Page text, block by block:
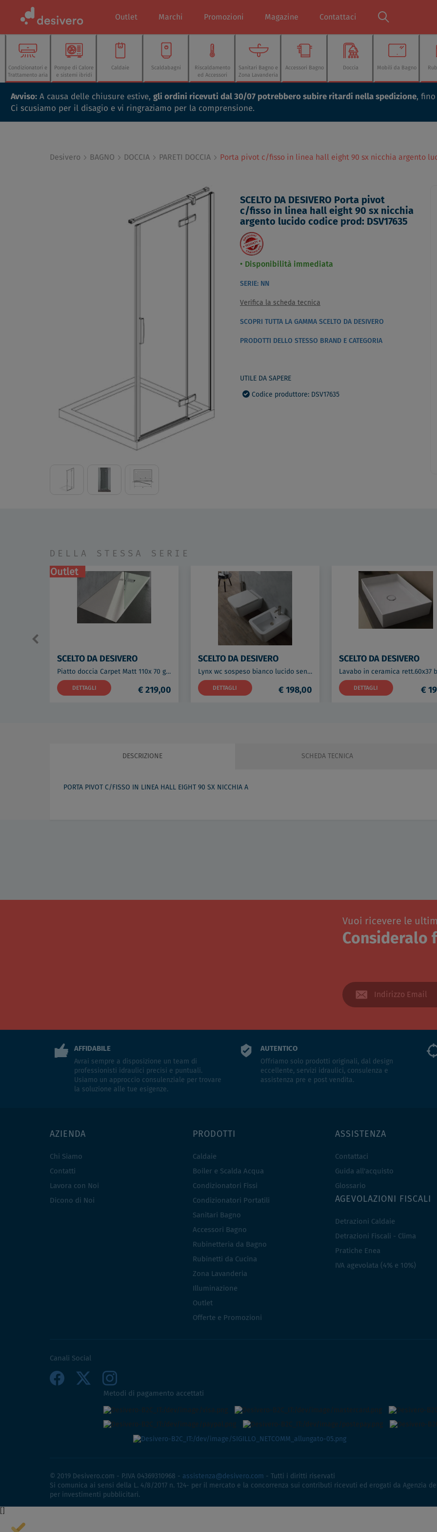
Outlet Marchi Promozioni Magazine Contattaci
Condizionatori e
Trattamento aria
Pompe di Calore
e sistemi ibridi
Caldaie Scaldabagni
Riscaldamento
ed Accessori
Sanitari Bagno e
Zona Lavanderia
Accessori Bagno Doccia Mobili da Bagno
Avviso: A causa delle chiusure estive, gli ordini ricevuti dal 30/07 potrebbero subire ritardi nella spedizione,
Ci scusiamo per il disagio e vi ringraziamo per la comprensione.
Desivero BAGNO DOCCIA PARETI DOCCIA Porta pivot c/fisso in linea hall eight 90 sx nicchia argento
SCELTO DA DESIVERO Porta pivot
c/fisso in linea hall eight 90 sx nicchia
argento lucido codice prod: DSV17635
Disponibilità immediata
SERIE: NN
Verifica la scheda tecnica
SCOPRI TUTTA LA GAMMA SCELTO DA DESIVERO
PRODOTTI DELLO STESSO BRAND E CATEGORIA
UTILE DA SAPERE
Codice produttore: DSV17635
DELLA STESSA SERIE
Outlet
SCELTO DA DESIVERO
Piatto doccia Carpet Matt 110x 70 grigio codice prod: DSV15217GR
DETTAGLI € 219,00
SCELTO DA DESIVERO
Lynx wc sospeso bianco lucido senza brida con fissaggi codice prod: DSV16561
DETTAGLI € 198,00
SCELTO DA DESIVERO
DETTAGLI €
DESCRIZIONE SCHEDA TECNICA
PORTA PIVOT C/FISSO IN LINEA HALL EIGHT 90 SX NICCHIA A
Vuoi ricevere le
Consideralo
AFFIDABILE
Avrai sempre a disposizione un team di
professionisti idraulici precisi e puntuali.
Usiamo un approccio consulenziale per trovare
la soluzione alle tue esigenze.
AUTENTICO
Offriamo solo prodotti originali, dal design
eccellente, servizi idraulici, consulenza e
assistenza pre e post vendita.
AZIENDA
Chi Siamo
Contatti
Lavora con Noi
Dicono di Noi
PRODOTTI
Caldaie
Boiler e Scalda Acqua
Condizionatori Fissi
Condizionatori Portatili
Sanitari Bagno
Accessori Bagno
Rubinetteria da Bagno
Rubinetti da Cucina
Zona Lavanderia
Illuminazione
Outlet
Offerte e Promozioni
ASSISTENZA
Contattaci
Guida all'acquisto
Glossario
AGEVOLAZIONI FISCALI
Detrazioni Caldaie
Detrazioni Fiscali - Clima
Pratiche Enea
IVA agevolata (4% e 10%)
Canali Social
Metodi di pagamento accettati
© 2019 Desivero.com - P.IVA 04369310968 - assistenza@desivero.com - Tutti i diritti riservati
Si comunica ai sensi della L. 4/8/2017 n. 124- per il mercato e la concorrenza sui contributi ricevuti ed erogati da Agenzia
per investimenti pubblicitari.